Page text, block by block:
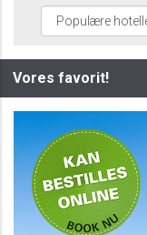
Vores favorit!
Privat